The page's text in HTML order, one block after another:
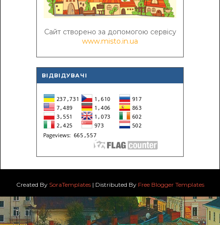
Сайт створено за допомогою сервісу
www.misto.in.ua
ВІДВІДУВАЧІ
Created By SoraTemplates| Distributed By Free Blogger Templates